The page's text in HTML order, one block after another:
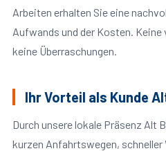
Arbeiten erhalten Sie eine
Aufwands und der Kosten. Keine
keine Überraschungen.
Ihr Vorteil als Kunde
Durch unsere lokale Präsenz Alt
kurzen Anfahrtswegen, schneller